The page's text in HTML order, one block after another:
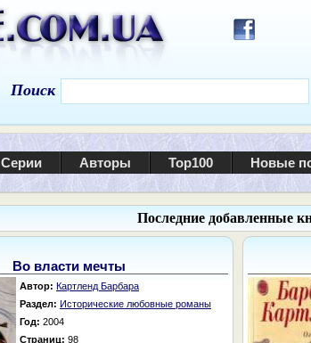
Поиск
Серии Авторы Top100 Новые
Последние добавленные
Во власти мечты
Автор: Картленд Барбара
Раздел: Исторические любовные романы
Год: 2004
Страниц: 98